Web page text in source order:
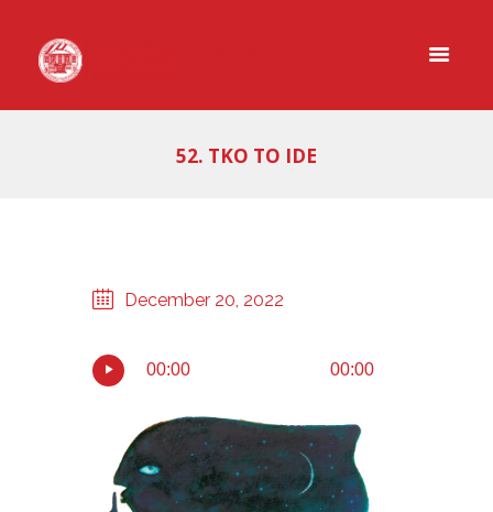
52. TKO TO IDE
December 20, 2022
00:00 00:00